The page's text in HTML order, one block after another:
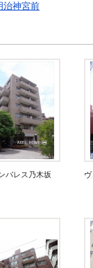
治神宮前
パレス乃木坂